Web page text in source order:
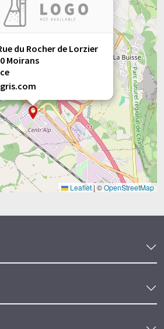
à l'aide d'un système
humaine. LUMITOS propose
pour présenter un plus large
d'entreprise. Comme cet article a été
il est possible qu'il
vocabulaire, de syntaxe ou de
dans Anglais peut être trouvéici
du Rocher de Lorzier
Moirans
Leaflet|©OpenStreetMap